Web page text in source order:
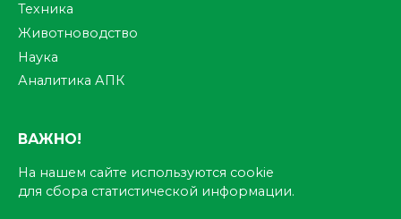
Техника
Животноводство
Наука
Аналитика АПК
ВАЖНО!
На нашем сайте используются cookie
для сбора статистической информации.